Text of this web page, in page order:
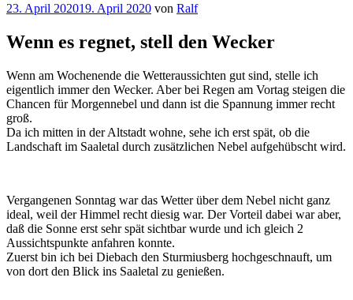
Veröffentlicht
23. April 202019. April 2020 von Ralf
Wenn es regnet, stell den Wecker
Wenn am Wochenende die Wetteraussichten gut sind, stelle ich
eigentlich immer den Wecker. Aber bei Regen am Vortag steigen die
Chancen für Morgennebel und dann ist die Spannung immer recht
groß.
Da ich mitten in der Altstadt wohne, sehe ich erst spät, ob die
Landschaft im Saaletal durch zusätzlichen Nebel aufgehübscht wird.
Vergangenen Sonntag war das Wetter über dem Nebel nicht ganz
ideal, weil der Himmel recht diesig war. Der Vorteil dabei war aber,
daß die Sonne erst sehr spät sichtbar wurde und ich gleich 2
Aussichtspunkte anfahren konnte.
Zuerst bin ich bei Diebach den Sturmiusberg hochgeschnauft, um
von dort den Blick ins Saaletal zu genießen.